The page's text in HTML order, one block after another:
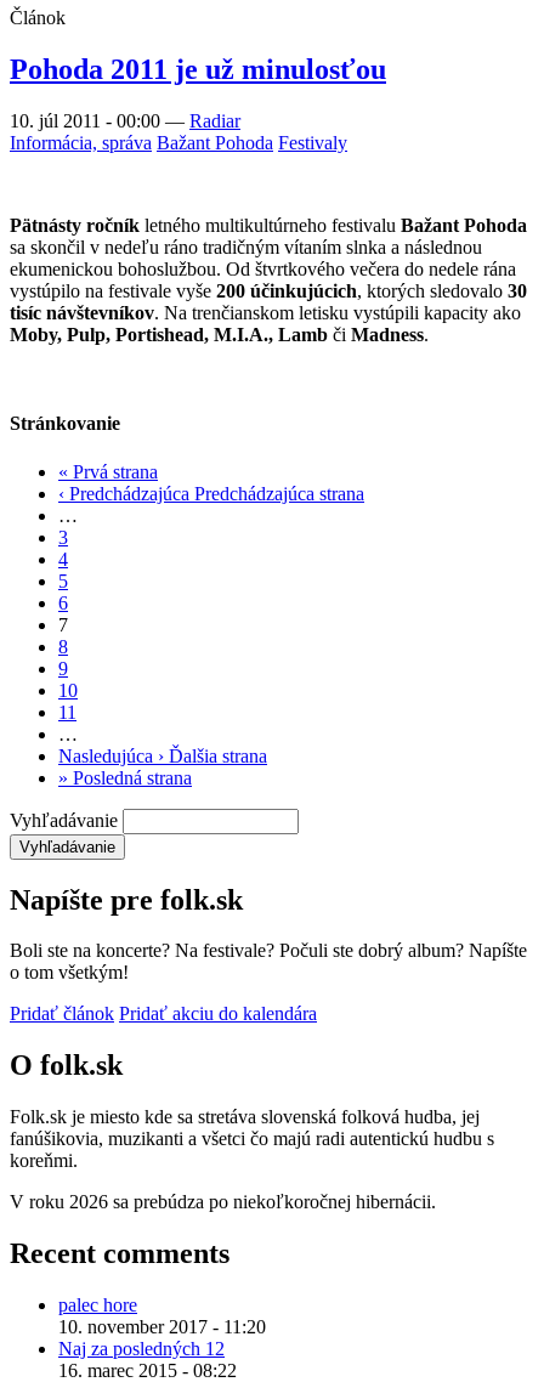
Článok
Pohoda 2011 je už minulosťou
10. júl 2011 - 00:00 — Radiar
Informácia, správa Bažant Pohoda Festivaly
Pätnásty ročník letného multikultúrneho festivalu Bažant Pohoda
sa skončil v nedeľu ráno tradičným vítaním slnka a následnou
ekumenickou bohoslužbou. Od štvrtkového večera do nedele rána
vystúpilo na festivale vyše 200 účinkujúcich, ktorých sledovalo 30
tisíc návštevníkov. Na trenčianskom letisku vystúpili kapacity ako
Moby, Pulp, Portishead, M.I.A., Lamb či Madness.
Stránkovanie
« Prvá strana
‹ Predchádzajúca Predchádzajúca strana
…
3
4
5
6
7
8
9
10
11
…
Nasledujúca › Ďalšia strana
» Posledná strana
Vyhľadávanie
Napíšte pre folk.sk
Boli ste na koncerte? Na festivale? Počuli ste dobrý album? Napíšte
o tom všetkým!
Pridať článok Pridať akciu do kalendára
O folk.sk
Folk.sk je miesto kde sa stretáva slovenská folková hudba, jej
fanúšikovia, muzikanti a všetci čo majú radi autentickú hudbu s
koreňmi.
V roku 2026 sa prebúdza po niekoľkoročnej hibernácii.
Recent comments
palec hore
10. november 2017 - 11:20
Naj za posledných 12
16. marec 2015 - 08:22